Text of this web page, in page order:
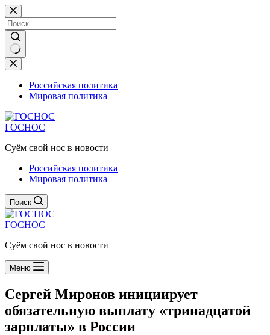
Перейти
к
сути
Ничего
не
найденоРоссийская политика
Мировая политика
ГОСНОС
Суём свой нос в новости
Российская политика
Мировая политика
Поиск
ГОСНОС
Суём свой нос в новости
Меню
Сергей Миронов инициирует
обязательную выплату «тринадцатой
зарплаты» в России